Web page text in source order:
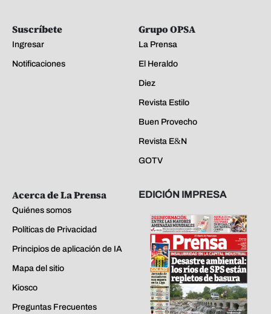
Suscríbete
Ingresar
Notificaciones
Grupo OPSA
La Prensa
El Heraldo
Diez
Revista Estilo
Buen Provecho
Revista E&N
GOTV
Acerca de La Prensa
Quiénes somos
Políticas de Privacidad
Principios de aplicación de IA
Mapa del sitio
Kiosco
Preguntas Frecuentes
EDICIÓN IMPRESA